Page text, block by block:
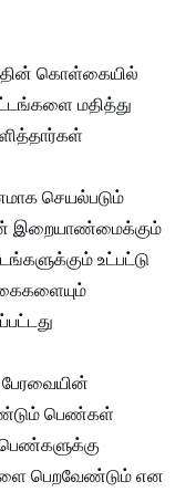
கொள்கையில்
மதித்து
செயல்படும்
இறையாண்மைக்கும்
உட்பட்டு
பேரவையின்
பெண்கள்
பெறவேண்டும் என